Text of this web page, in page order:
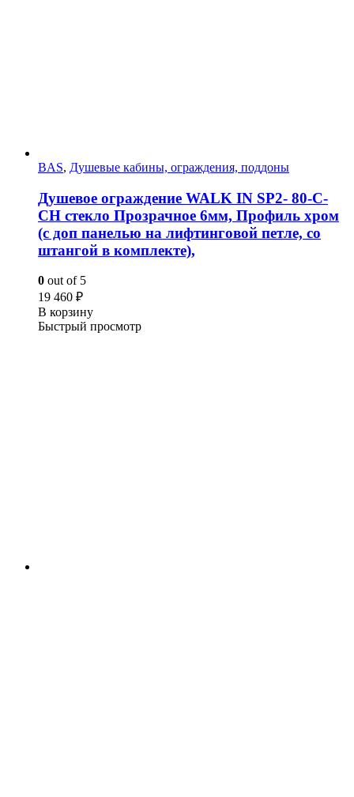
BAS, Душевые кабины, ограждения, поддоны
Душевое ограждение WALK IN SP2- 80-C-
CH стекло Прозрачное 6мм, Профиль хром
(с доп панелью на лифтинговой петле, со
штангой в комплекте),
0 out of 5
19 460 ₽
В корзину
Быстрый просмотр